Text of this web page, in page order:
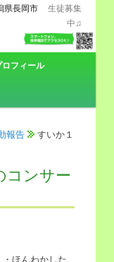
県長岡市
生徒募集
中♫
ロフィール
報告
すいか１
コンサー
ほんわかした